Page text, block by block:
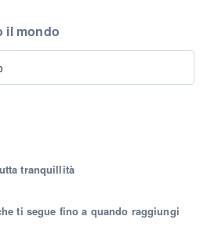
tranquillità
ti segue fino a quando raggiungi
il mondo